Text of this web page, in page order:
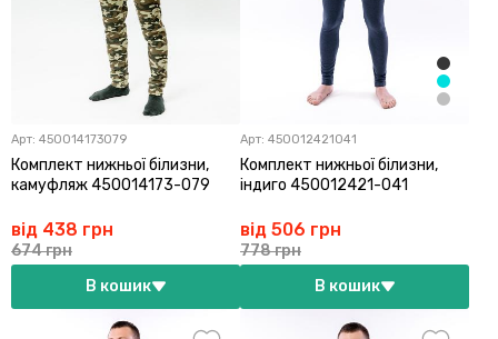
Арт: 450014173079
Комплект нижньої білизни,
камуфляж 450014173-079
від 438 грн
674 грн
В кошик
Арт: 450012421041
Комплект нижньої білизни,
індиго 450012421-041
від 506 грн
778 грн
В кошик